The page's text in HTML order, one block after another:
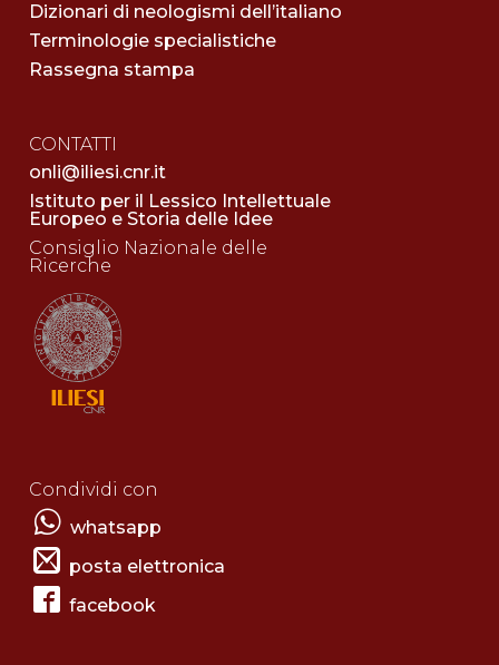
Dizionari di neologismi dell’italiano
Terminologie specialistiche
Rassegna stampa
CONTATTI
onli@iliesi.cnr.it
Istituto per il Lessico Intellettuale
Europeo e Storia delle Idee
Consiglio Nazionale delle
Ricerche
Condividi con
whatsapp
posta elettronica
facebook